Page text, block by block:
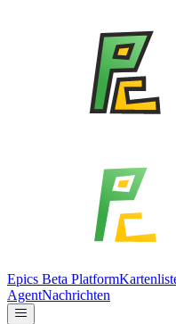
Epics Beta Platform
AgentNachrichten